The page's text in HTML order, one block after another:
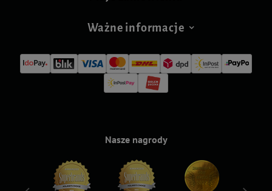
Ważne informacje
Nasze nagrody